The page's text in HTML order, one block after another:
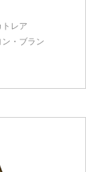
レア
・ブラン